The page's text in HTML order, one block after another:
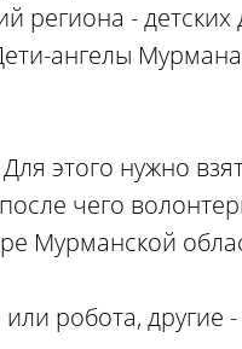
региона - детских
ангелы
этого нужно
чего
Мурманской
робота, другие